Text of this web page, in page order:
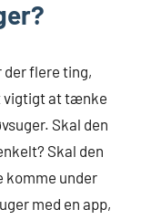
der flere ting,
vigtigt at tænke
Skal den
Skal den
komme under
med en app,